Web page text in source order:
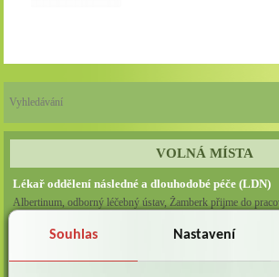
VOLNÁ MÍSTA
Lékař oddělení následné a dlouhodobé péče (LDN)
Albertinum, odborný léčebný ústav, Žamberk přijme do
Souhlas Nastavení